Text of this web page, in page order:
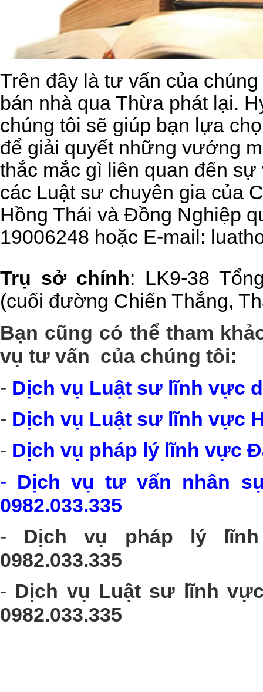
Trên đây là tư vấn của
bán nhà qua Thừa phát lại.
chúng tôi sẽ giúp bạn lựa
để giải quyết những vướng
thắc mắc gì liên quan đến
các Luật sư chuyên gia của
Hồng Thái và Đồng Nghiệp
19006248 hoặc E-mail:
Trụ sở chính: LK9-38
(cuối đường Chiến Thắng,
Bạn cũng có thể tham
vụ tư vấn của chúng tôi:
- Dịch vụ Luật sư lĩnh vực
- Dịch vụ Luật sư lĩnh vực
- Dịch vụ pháp lý lĩnh vực
- Dịch vụ tư vấn nhân
0982.033.335
-
Dịch vụ pháp lý
0982.033.335
- Dịch vụ Luật sư lĩnh
0982.033.335